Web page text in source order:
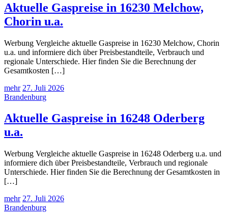
Aktuelle Gaspreise in 16230 Melchow,
Chorin u.a.
Werbung Vergleiche aktuelle Gaspreise in 16230 Melchow, Chorin
u.a. und informiere dich über Preisbestandteile, Verbrauch und
regionale Unterschiede. Hier finden Sie die Berechnung der
Gesamtkosten […]
mehr 27. Juli 2026
Brandenburg
Aktuelle Gaspreise in 16248 Oderberg
u.a.
Werbung Vergleiche aktuelle Gaspreise in 16248 Oderberg u.a. und
informiere dich über Preisbestandteile, Verbrauch und regionale
Unterschiede. Hier finden Sie die Berechnung der Gesamtkosten in
[…]
mehr 27. Juli 2026
Brandenburg